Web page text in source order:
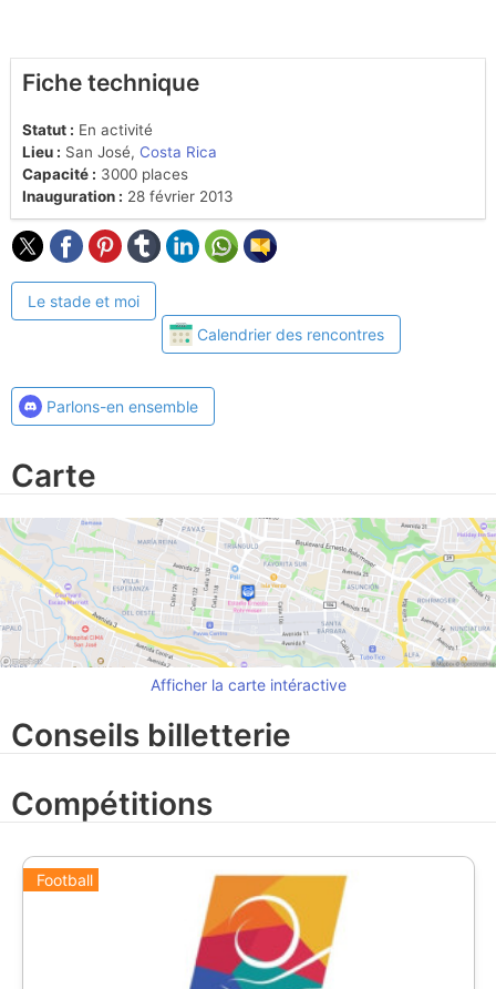
Fiche technique
Statut : En activité
Lieu : San José, Costa Rica
Capacité : 3000 places
Inauguration : 28 février 2013
Le stade et moi
Calendrier des rencontres
Parlons-en ensemble
Carte
Afficher la carte intéractive
Conseils billetterie
Compétitions
Football